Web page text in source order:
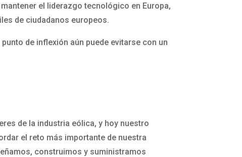
el liderazgo tecnológico en Europa,
de ciudadanos europeos.
de inflexión aún puede evitarse con un
de la industria eólica, y hoy nuestro
el reto más importante de nuestra
construimos y suministramos